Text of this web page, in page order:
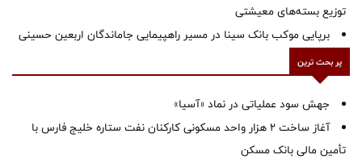
توزیع بسته‌های معیشتی
برپایی موکب بانک سینا در مسیر راهپیمایی جاماندگان اربعین حسینی
پر بحث ترین
جهش سود عملیاتی در نماد «آسیا»
آغاز ساخت ۲ هزار واحد مسکونی کارکنان نفت ستاره خلیج فارس با
تأمین مالی بانک مسکن